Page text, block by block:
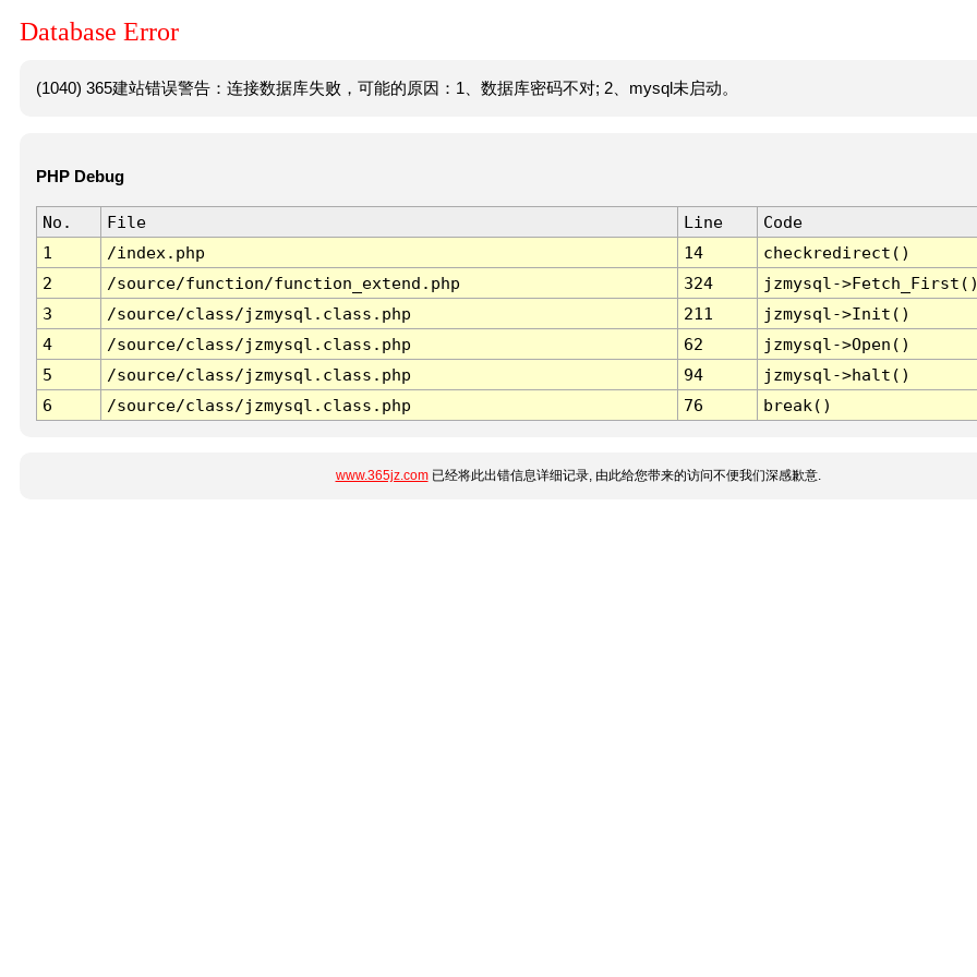
Database Error
(1040) 365建站错误警告：连接数据库失败，可能的原因：1、数据库密码不对; 2、mysql未启动。
PHP Debug
No. File Line
Code
1
/index.php 14
checkredirect()
2
/source/function/function_extend.php 324
jzmysql-
3
/source/class/jzmysql.class.php 211
jzmysql->Init()
4
/source/class/jzmysql.class.php 62
jzmysql->Open()
5
/source/class/jzmysql.class.php 94
jzmysql->halt()
6
/source/class/jzmysql.class.php 76 break()
www.365jz.com已经将此出错信息详细记录, 由此给您带来的访问不便我们深感歉意.